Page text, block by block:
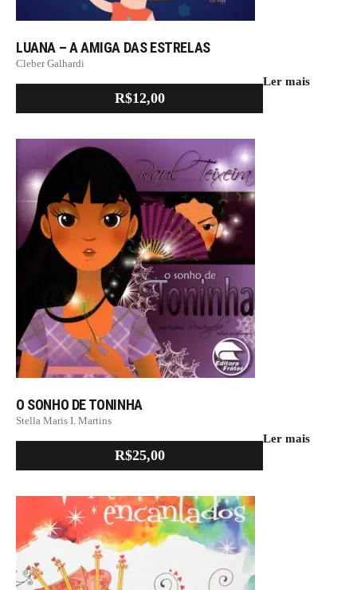
LUANA – A AMIGA DAS ESTRELAS
Cleber Galhardi
R$12,00
Ler mais
O SONHO DE TONINHA
Stella Maris I. Martins
R$25,00
Ler mais